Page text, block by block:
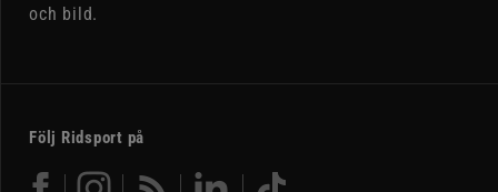
och bild.
Följ Ridsport på